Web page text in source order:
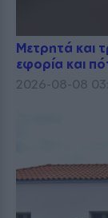
Μετρητά και
εφορία και
2026-08-08